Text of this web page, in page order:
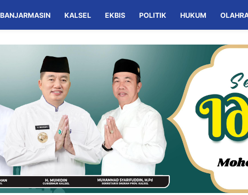
BANJARMASIN KALSEL EKBIS POLITIK HUKUM